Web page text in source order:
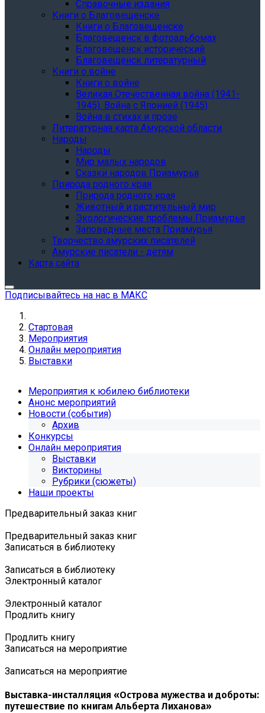
Справочные издания
Книги о Благовещенске
Книги о Благовещенске
Благовещенск в фотоальбомах
Благовещенск исторический
Благовещенск литературный
Книги о войне
Книги о войне
Великая Отечественная война (1941-
1945). Война с Японией (1945)
Война в стихах и прозе
Литературная карта Амурской области
Народы
Народы
Мир малых народов
Сказки народов Приамурья
Природа родного края
Природа родного края
Животный и растительный мир
Экологические проблемы Приамурья
Заповедные места Приамурья
Творчество амурских писателей
Амурские писатели - детям
Карта сайта
Подписывайтесь на нас в МАКС
Стартовая
Мероприятия
Онлайн мероприятия
Выставки
Мероприятия к юбилею библиотеки
Анонс мероприятий
Новости (события)
Архив
Конкурсы
Онлайн мероприятия
Выставки
Викторины
Рубрики (сюжеты)
Наши проекты
Предварительный заказ книг
Предварительный заказ книг
Записаться в библиотеку
Записаться в библиотеку
Электронный каталог
Электронный каталог
Продлить книгу
Продлить книгу
Записаться на мероприятие
Записаться на мероприятие
Выставка-инсталляция «Острова мужества и доброты:
путешествие по книгам Альберта Лиханова»